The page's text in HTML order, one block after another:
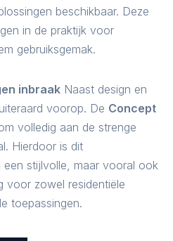
beschikbaar. Deze
in de praktijk voor
gebruiksgemak.
inbraak Naast design en
voorop. De Concept
volledig aan de strenge
Hierdoor is dit
stijlvolle, maar vooral ook
voor zowel residentiële
toepassingen.